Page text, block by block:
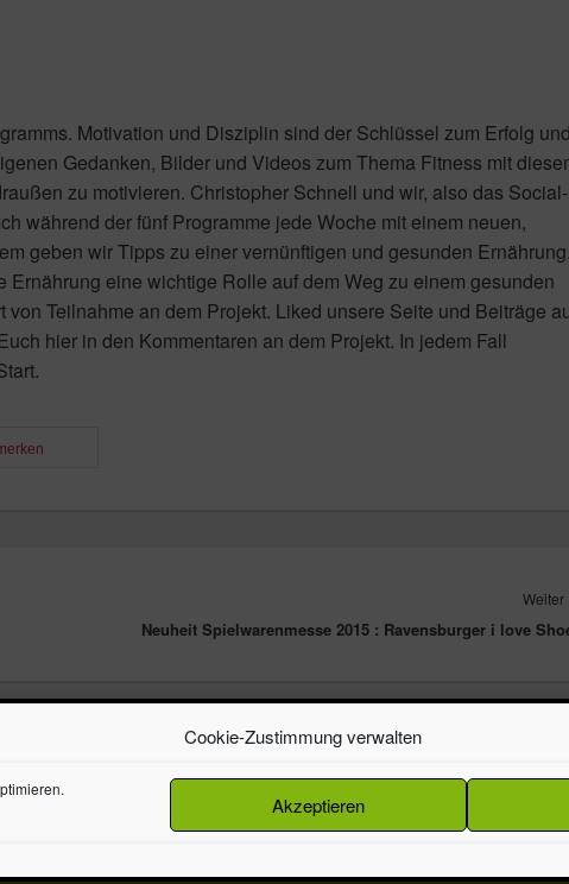
Cookie-Zustimmung verwalten
Akzeptieren
Motivation und Disziplin sind der Schlüssel zum Erfolg und
Gedanken, Bilder und Videos zum Thema Fitness mit
zu motivieren. Christopher Schnell und wir, also das Social-
während der fünf Programme jede Woche mit einem neuen,
geben wir Tipps zu einer vernünftigen und gesunden Ernährung.
Ernährung eine wichtige Rolle auf dem Weg zu einem gesunden
Teilnahme an dem Projekt. Liked unsere Seite und Beiträge
hier in den Kommentaren an dem Projekt. In jedem Fall
Weiter
Neuheit Spielwarenmesse 2015 : Ravensburger i love